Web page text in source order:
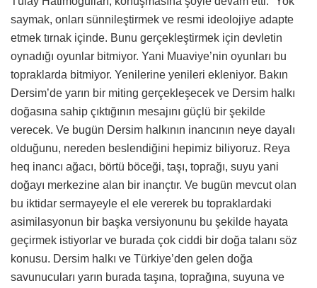
saymak, onları sünnileştirmek ve resmi ideolojiye adapte
etmek tırnak içinde. Bunu gerçekleştirmek için devletin
oynadığı oyunlar bitmiyor. Yani Muaviye’nin oyunları bu
topraklarda bitmiyor. Yenilerine yenileri ekleniyor. Bakın
Dersim’de yarın bir miting gerçekleşecek ve Dersim halkı
doğasına sahip çıktığının mesajını güçlü bir şekilde
verecek. Ve bugün Dersim halkının inancının neye dayalı
olduğunu, nereden beslendiğini hepimiz biliyoruz. Reya
heq inancı ağacı, börtü böceği, taşı, toprağı, suyu yani
doğayı merkezine alan bir inançtır. Ve bugün mevcut olan
bu iktidar sermayeyle el ele vererek bu topraklardaki
asimilasyonun bir başka versiyonunu bu şekilde hayata
geçirmek istiyorlar ve burada çok ciddi bir doğa talanı söz
konusu. Dersim halkı ve Türkiye’den gelen doğa
savunucuları yarın burada taşına, toprağına, suyuna ve